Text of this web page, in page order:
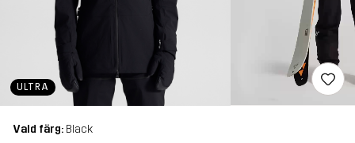
ULTRA
Vald färg: Black